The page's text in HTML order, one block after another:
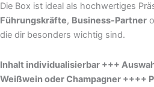
Die Box ist ideal als hochwertiges
Führungskräfte, Business-Partner
die dir besonders wichtig sind.
Inhalt individualisierbar +++
Weißwein oder Champagner ++++